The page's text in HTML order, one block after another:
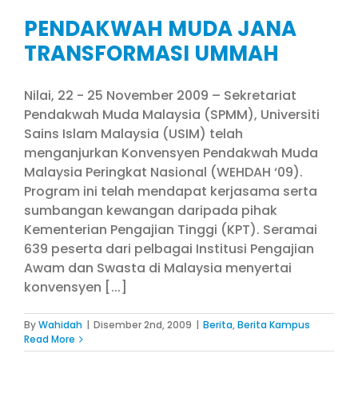
PENDAKWAH MUDA JANA
TRANSFORMASI UMMAH
Nilai, 22 - 25 November 2009 – Sekretariat
Pendakwah Muda Malaysia (SPMM), Universiti
Sains Islam Malaysia (USIM) telah
menganjurkan Konvensyen Pendakwah Muda
Malaysia Peringkat Nasional (WEHDAH ‘09).
Program ini telah mendapat kerjasama serta
sumbangan kewangan daripada pihak
Kementerian Pengajian Tinggi (KPT). Seramai
639 peserta dari pelbagai Institusi Pengajian
Awam dan Swasta di Malaysia menyertai
konvensyen [...]
ByWahidah | Disember 2nd, 2009 | Berita,Berita Kampus
Read More